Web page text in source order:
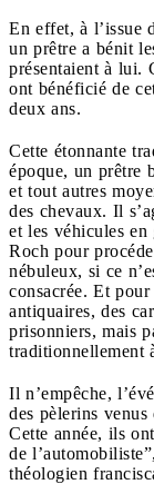
En effet, à l’issue
un prêtre a bénit
présentaient à lui.
ont bénéficié de
deux ans.
Cette étonnante
époque, un prêtre
et tout autres
des chevaux. Il
et les véhicules
Roch pour
nébuleux, si ce
consacrée. Et
antiquaires, des
prisonniers, mais
traditionnellement
Il n’empêche,
des pèlerins
Cette année, ils
de
théologien